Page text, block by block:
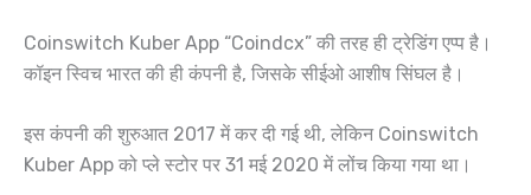
Coinswitch Kuber App “Coindcx” की तरह ही ट्रेडिंग एप्प है।
कॉइन स्विच भारत की ही कंपनी है, जिसके सीईओ आशीष सिंघल है।
इस कंपनी की शुरुआत 2017 में कर दी गई थी, लेकिन Coinswitch
Kuber App को प्ले स्टोर पर 31 मई 2020 में लोंच किया गया था।